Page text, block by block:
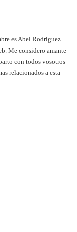
es Abel Rodriguez
Me considero amante
con todos vosotros
relacionados a esta